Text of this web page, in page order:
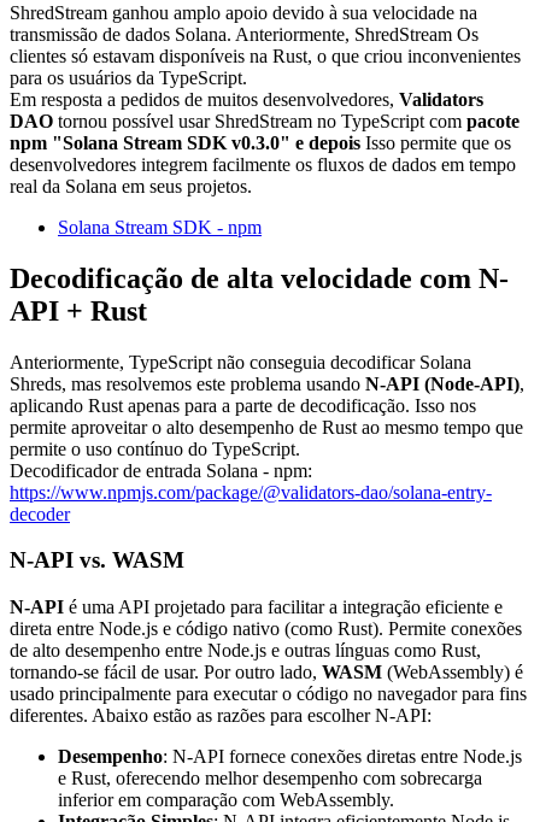
ShredStream ganhou amplo apoio devido à sua velocidade na
transmissão de dados Solana. Anteriormente, ShredStream Os
clientes só estavam disponíveis na Rust, o que criou inconvenientes
para os usuários da TypeScript.
Em resposta a pedidos de muitos desenvolvedores, Validators
DAO tornou possível usar ShredStream no TypeScript com pacote
npm "Solana Stream SDK v0.3.0" e depois Isso permite que os
desenvolvedores integrem facilmente os fluxos de dados em tempo
real da Solana em seus projetos.
Solana Stream SDK - npm
Decodificação de alta velocidade com N-
API + Rust
Anteriormente, TypeScript não conseguia decodificar Solana
Shreds, mas resolvemos este problema usando N-API (Node-API),
aplicando Rust apenas para a parte de decodificação. Isso nos
permite aproveitar o alto desempenho de Rust ao mesmo tempo que
permite o uso contínuo do TypeScript.
Decodificador de entrada Solana - npm:
https://www.npmjs.com/package/@validators-dao/solana-entry-
decoder
N-API vs. WASM
N-API é uma API projetado para facilitar a integração eficiente e
direta entre Node.js e código nativo (como Rust). Permite conexões
de alto desempenho entre Node.js e outras línguas como Rust,
tornando-se fácil de usar. Por outro lado, WASM (WebAssembly) é
usado principalmente para executar o código no navegador para fins
diferentes. Abaixo estão as razões para escolher N-API:
Desempenho: N-API fornece conexões diretas entre Node.js
e Rust, oferecendo melhor desempenho com sobrecarga
inferior em comparação com WebAssembly.